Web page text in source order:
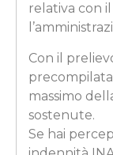
relativa con
Con il
massimo
sostenute.
Se hai